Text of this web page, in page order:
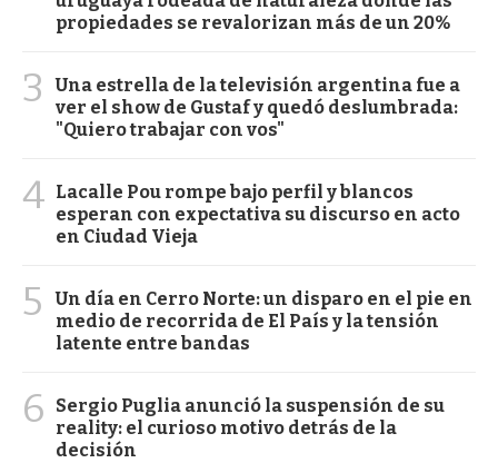
propiedades se revalorizan más de un 20%
3
Una estrella de la televisión argentina fue a
ver el show de Gustaf y quedó deslumbrada:
"Quiero trabajar con vos"
4 Lacalle Pou rompe bajo perfil y blancos
esperan con expectativa su discurso en acto
en Ciudad Vieja
5
Un día en Cerro Norte: un disparo en el pie en
medio de recorrida de El País y la tensión
latente entre bandas
6
Sergio Puglia anunció la suspensión de su
reality: el curioso motivo detrás de la
decisión